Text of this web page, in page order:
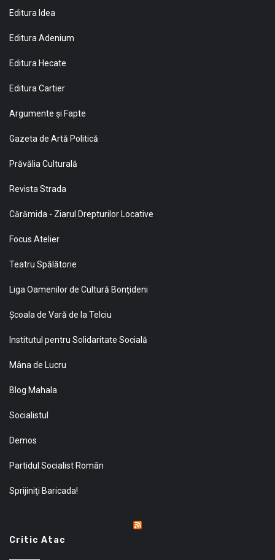
Editura Idea
Editura Adenium
Editura Hecate
Editura Cartier
Argumente și Fapte
Gazeta de Artă Politică
Prăvălia Culturală
Revista Strada
Cărămida - Ziarul Drepturilor Locative
Focus Atelier
Teatru Spălătorie
Liga Oamenilor de Cultură Bonţideni
Şcoala de Vară de la Telciu
Institutul pentru Solidaritate Socială
Mâna de Lucru
Blog Mahala
Socialistul
Demos
Partidul Socialist Român
Sprijiniţi Baricada!
Critic Atac